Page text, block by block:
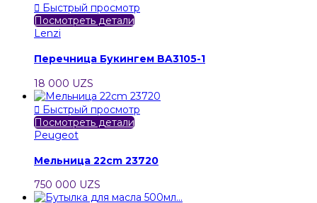
 Быстрый просмотр
Посмотреть детали
Lenzi
Перечница Букингем BA3105-1
18 000 UZS
 Быстрый просмотр
Посмотреть детали
Peugeot
Мельница 22cm 23720
750 000 UZS